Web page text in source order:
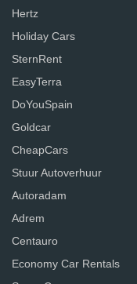
Hertz
Holiday Cars
SternRent
EasyTerra
DoYouSpain
Goldcar
CheapCars
Stuur Autoverhuur
Autoradam
Adrem
Centauro
Economy Car Rentals